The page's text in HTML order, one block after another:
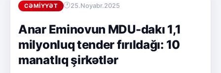
CƏMIYYƏT 25.Noyabr.2025
Anar Eminovun MDU-dakı 1,1
milyonluq tender fırıldağı: 10
manatlıq şirkətlər